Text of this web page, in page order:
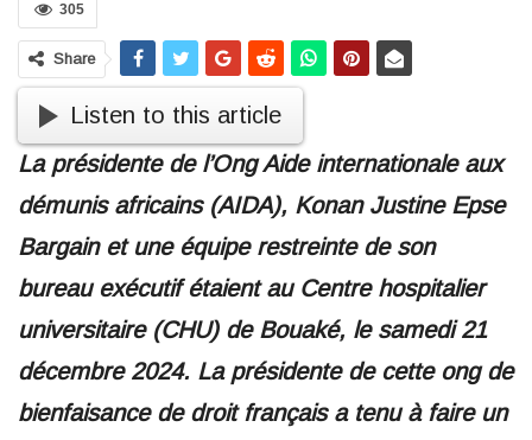
305
Share
Listen to this article
La présidente de l’Ong Aide internationale aux
démunis africains (AIDA), Konan Justine Epse
Bargain et une équipe restreinte de son
bureau exécutif étaient au Centre hospitalier
universitaire (CHU) de Bouaké, le samedi 21
décembre 2024. La présidente de cette ong de
bienfaisance de droit français a tenu à faire un